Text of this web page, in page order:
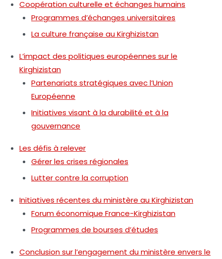
Coopération culturelle et échanges humains
Programmes d’échanges universitaires
La culture française au Kirghizistan
L’impact des politiques européennes sur le
Kirghizistan
Partenariats stratégiques avec l’Union
Européenne
Initiatives visant à la durabilité et à la
gouvernance
Les défis à relever
Gérer les crises régionales
Lutter contre la corruption
Initiatives récentes du ministère au Kirghizistan
Forum économique France-Kirghizistan
Programmes de bourses d’études
Conclusion sur l’engagement du ministère envers le